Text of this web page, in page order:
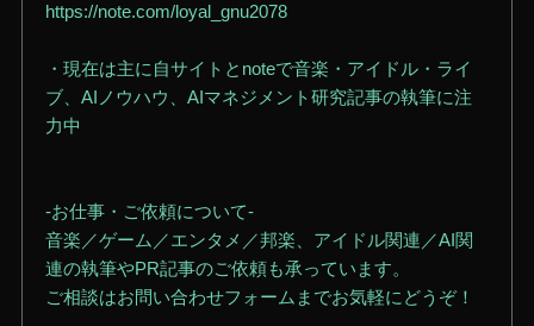
https://note.com/loyal_gnu2078
・現在は主に自サイトとnoteで音楽・アイドル・ライ
ブ、AIノウハウ、AIマネジメント研究記事の執筆に注
力中
-お仕事・ご依頼について-
音楽／ゲーム／エンタメ／邦楽、アイドル関連／AI関
連の執筆やPR記事のご依頼も承っています。
ご相談はお問い合わせフォームまでお気軽にどうぞ！